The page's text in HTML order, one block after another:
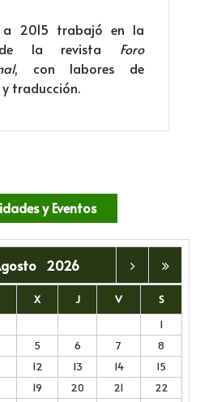
2015 trabajó en la
de la revista Foro
, con labores de
traducción.
y Eventos
2026
X J V
S
1
5 6 7
8
12 13 14
15
19 20 21
22